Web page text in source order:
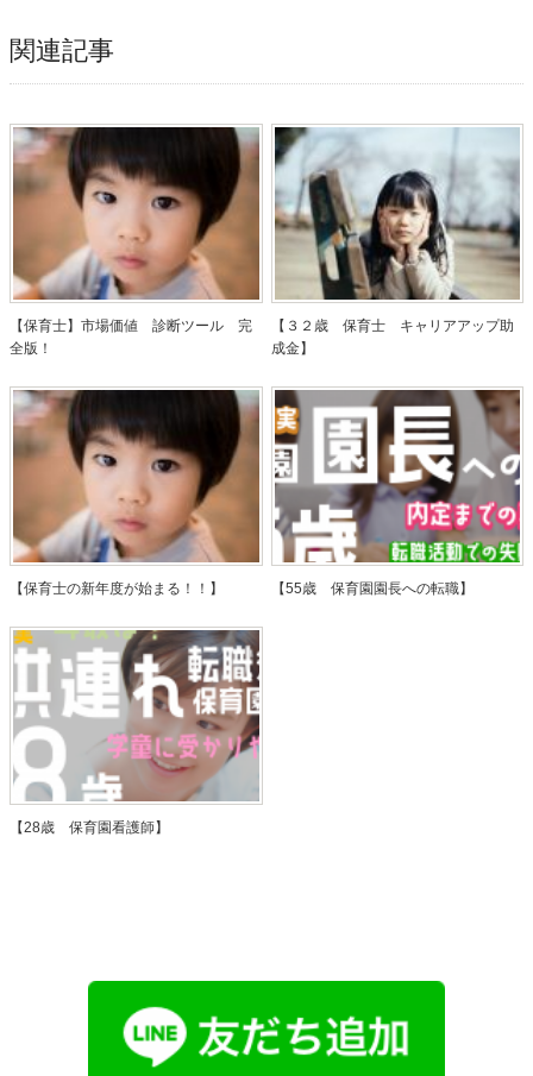
関連記事
【保育士】市場価値 診断ツール 完
全版！
【３２歳 保育士 キャリアアップ助
成金】
【保育士の新年度が始まる！！】 【55歳 保育園園長への転職】
【28歳 保育園看護師】